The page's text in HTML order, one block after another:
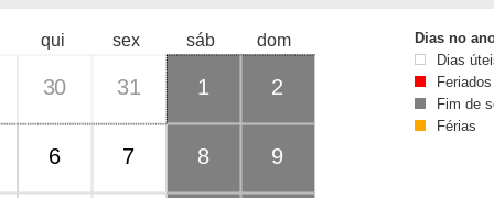
qui sex sáb dom
30 31 1 2
6 7 8 9
Dias no
Dias
Feriados
Fim de
Férias